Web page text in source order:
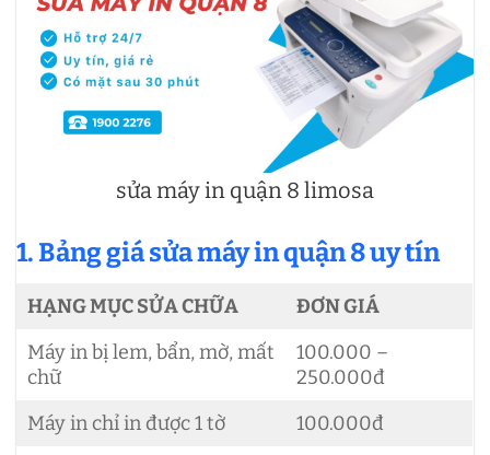
sửa máy in quận 8 limosa
1. Bảng giá sửa máy in quận 8 uy tín
HẠNG MỤC SỬA CHỮA
ĐƠN GIÁ
Máy in bị lem, bẩn, mờ, mất
chữ
100.000 –
250.000đ
Máy in chỉ in được 1 tờ
100.000đ